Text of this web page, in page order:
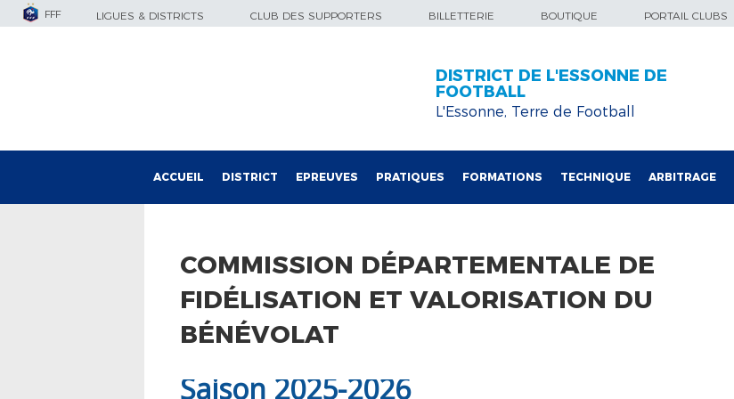
FFF LIGUES & DISTRICTS CLUB DES SUPPORTERS BILLETTERIE BOUTIQUE PORTAIL CLUBS
DISTRICT DE L'ESSONNE DE
FOOTBALL
L'Essonne, Terre de Football
ACCUEIL DISTRICT EPREUVES PRATIQUES FORMATIONS TECHNIQUE ARBITRAGE
COMMISSION DÉPARTEMENTALE DE
FIDÉLISATION ET VALORISATION DU
BÉNÉVOLAT
Saison 2025-2026